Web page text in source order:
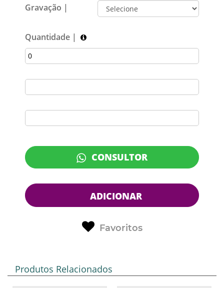
Gravação |
Quantidade |
CONSULTOR
ADICIONAR
Favoritos
Produtos Relacionados